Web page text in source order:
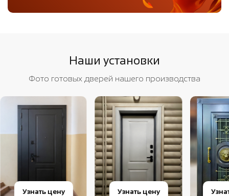
Наши установки
Фото готовых дверей нашего производства
Узнать цену Узнать цену